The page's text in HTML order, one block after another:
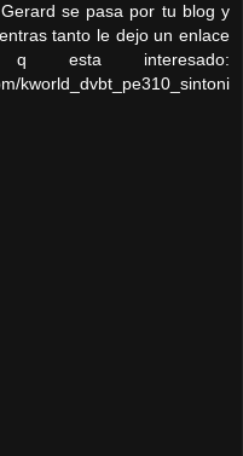
se pasa por tu blog y
tanto le dejo un enlace
interesado:
kworld_dvbt_pe310_sintoni